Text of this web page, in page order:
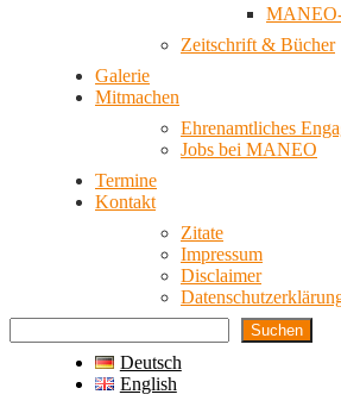
Zeitschrift & Bücher
Galerie
Mitmachen
Ehrenamtliches
Jobs bei MANEO
Termine
Kontakt
Zitate
Impressum
Disclaimer
Suchen
Deutsch
English